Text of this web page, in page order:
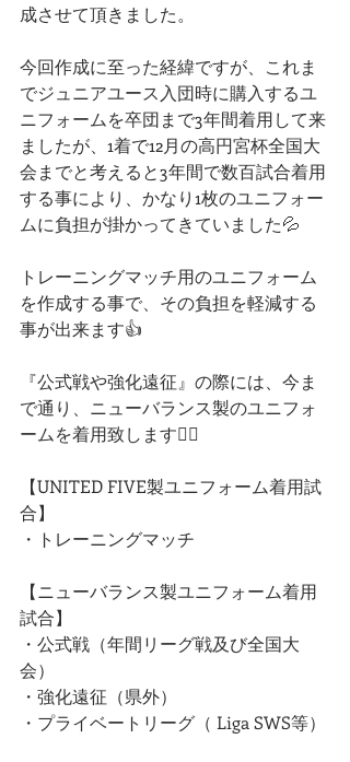
成させて頂きました。
今回作成に至った経緯ですが、これま
でジュニアユース入団時に購入するユ
ニフォームを卒団まで3年間着用して来
ましたが、1着で12月の高円宮杯全国大
会までと考えると3年間で数百試合着用
する事により、かなり1枚のユニフォー
ムに負担が掛かってきていました💦
トレーニングマッチ用のユニフォーム
を作成する事で、その負担を軽減する
事が出来ます👍
『公式戦や強化遠征』の際には、今ま
で通り、ニューバランス製のユニフォ
ームを着用致します🙇‍♂️
【UNITED FIVE製ユニフォーム着用試
合】
・トレーニングマッチ
【ニューバランス製ユニフォーム着用
試合】
・公式戦（年間リーグ戦及び全国大
会）
・強化遠征（県外）
・プライベートリーグ（ Liga SWS等）